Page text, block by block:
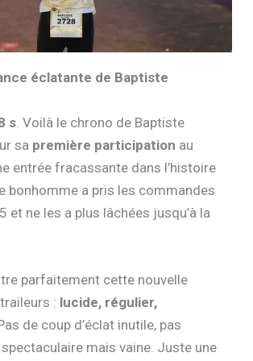
éclatante de Baptiste
s. Voilà le chrono de Baptiste
sa première participation au
entrée fracassante dans l’histoire
bonhomme a pris les commandes
et ne les a plus lâchées jusqu’à la
parfaitement cette nouvelle
: lucide, régulier,
de coup d’éclat inutile, pas
mais vaine. Juste une